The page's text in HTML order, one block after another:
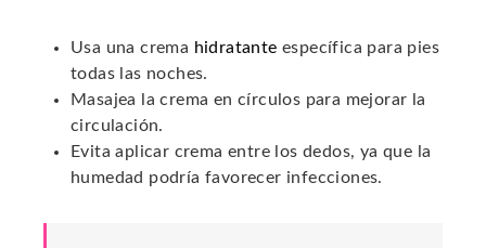
Usa una crema hidratante específica para pies
todas las noches.
Masajea la crema en círculos para mejorar la
circulación.
Evita aplicar crema entre los dedos, ya que la
humedad podría favorecer infecciones.